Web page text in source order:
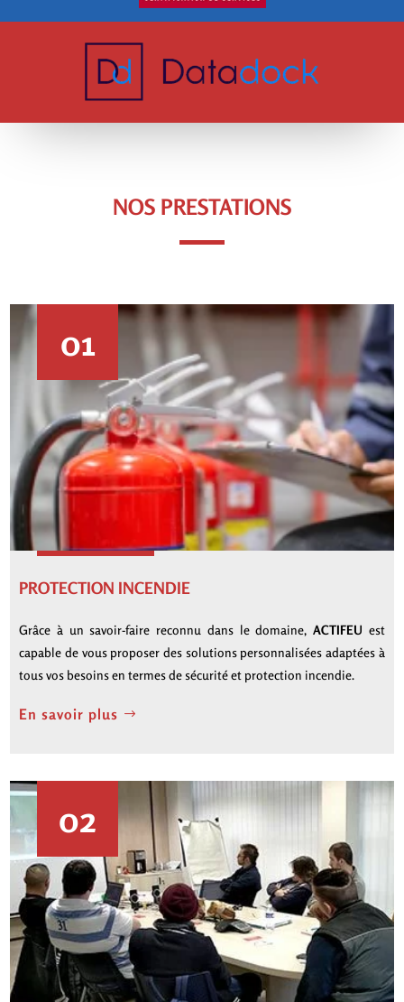
NOS PRESTATIONS
01
PROTECTION INCENDIE
Grâce à un savoir-faire reconnu dans le domaine,ACTIFEU est
capable de vous proposer des solutions personnalisées adaptées à
tous vos besoins en termes de sécurité et protection incendie.
En savoir plus
02